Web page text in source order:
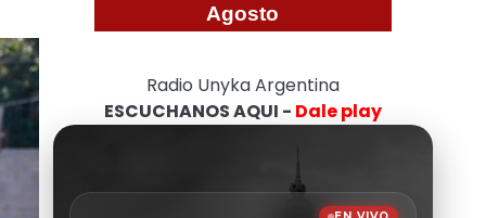
Agosto
Radio Unyka Argentina
ESCUCHANOS AQUI - Dale play